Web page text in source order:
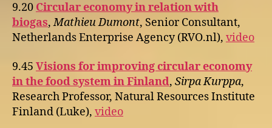
9.20 Circular economy in relation with
biogas,Mathieu Dumont, Senior Consultant,
Netherlands Enterprise Agency (RVO.nl), video
9.45 Visions for improving circular economy
in the food system in Finland, Sirpa Kurppa,
Research Professor, Natural Resources Institute
Finland (Luke), video